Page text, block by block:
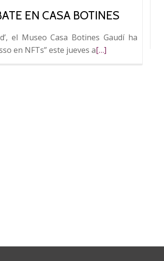
EN CASA BOTINES
el Museo Casa Botines Gaudí ha
en NFTs” este jueves aLeer
[…]